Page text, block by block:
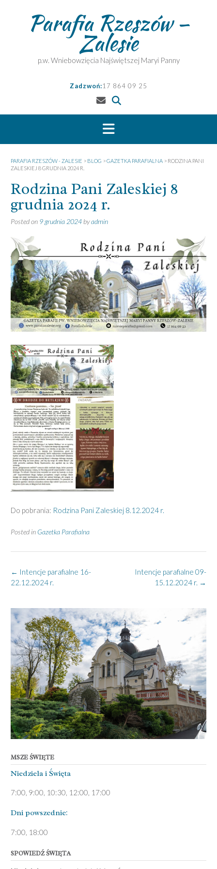
Parafia Rzeszów –
Zalesie
p.w. Wniebowzięcia Najświętszej Maryi Panny
Zadzwoń:17 864 09 25
PARAFIA RZESZÓW - ZALESIE > BLOG >GAZETKA PARAFIALNA > RODZINA PANI
ZALESKIEJ 8 GRUDNIA 2024 R.
Rodzina Pani Zaleskiej 8
grudnia 2024 r.
Posted on 9 grudnia 2024 byadmin
Do pobrania: Rodzina Pani Zaleskiej 8.12.2024 r.
Posted in Gazetka Parafialna
Post
navigation
Intencje parafialne 09-
15.12.2024 r. →
← Intencje parafialne 16-
22.12.2024 r.
MSZE ŚWIĘTE
Niedziela ­i Święta
7:00, 9:00, 10:30, 12:00, 17:00
Dni pows­zednie:
7­:00, 18:00­
SPOWIEDŹ ŚWIĘTA